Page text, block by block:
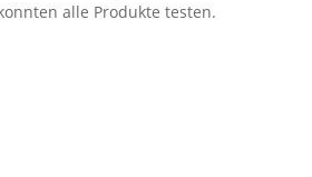
alle Produkte testen.